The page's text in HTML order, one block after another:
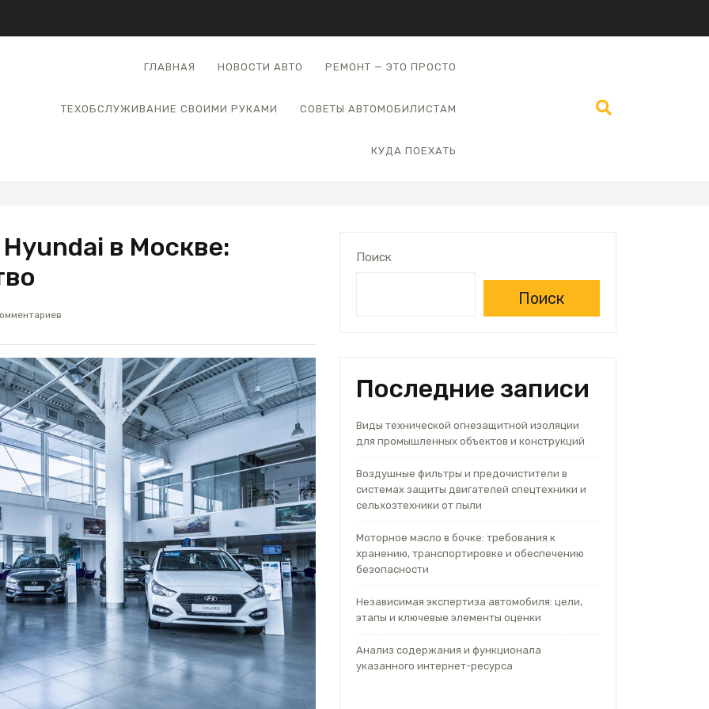
ГЛАВНАЯ НОВОСТИ АВТО РЕМОНТ — ЭТО ПРОСТО
ТЕХОБСЛУЖИВАНИЕ СВОИМИ РУКАМИ СОВЕТЫ АВТОМОБИЛИСТАМ
КУДА ПОЕХАТЬ
в Москве:
Поиск
Поиск
Последние записи
Виды технической огнезащитной изоляции
для промышленных объектов и конструкций
Воздушные фильтры и предочистители в
системах защиты двигателей спецтехники и
сельхозтехники от пыли
Моторное масло в бочке: требования к
хранению, транспортировке и обеспечению
безопасности
Независимая экспертиза автомобиля: цели,
этапы и ключевые элементы оценки
Анализ содержания и функционала
указанного интернет-ресурса